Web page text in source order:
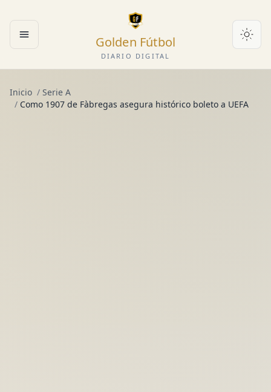
Abrir menú Golden Fútbol
DIARIO DIGITAL
Inicio / Serie A
/ Como 1907 de Fàbregas asegura histórico boleto a UEFA